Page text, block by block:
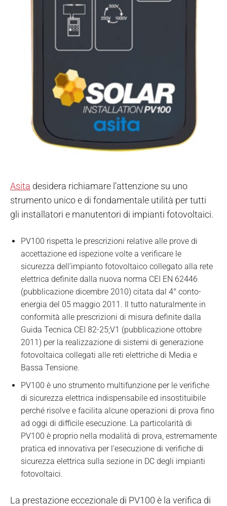
Asita desidera richiamare l’attenzione su uno
strumento unico e di fondamentale utilità per tutti
gli installatori e manutentori di impianti fotovoltaici.
PV100 rispetta le prescrizioni relative alle prove di
accettazione ed ispezione volte a verificare le
sicurezza dell’impianto fotovoltaico collegato alla rete
elettrica definite dalla nuova norma CEI EN 62446
(pubblicazione dicembre 2010) citata dal 4° conto-
energia del 05 maggio 2011. Il tutto naturalmente in
conformità alle prescrizioni di misura definite dalla
Guida Tecnica CEI 82-25;V1 (pubblicazione ottobre
2011) per la realizzazione di sistemi di generazione
fotovoltaica collegati alle reti elettriche di Media e
Bassa Tensione.
PV100 è uno strumento multifunzione per le verifiche
di sicurezza elettrica indispensabile ed insostituibile
perché risolve e facilita alcune operazioni di prova fino
ad oggi di difficile esecuzione. La particolarità di
PV100 è proprio nella modalità di prova, estremamente
pratica ed innovativa per l’esecuzione di verifiche di
sicurezza elettrica sulla sezione in DC degli impianti
fotovoltaici.
La prestazione eccezionale di PV100 è la verifica di